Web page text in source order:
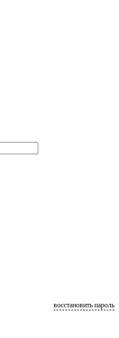
восстановить пароль